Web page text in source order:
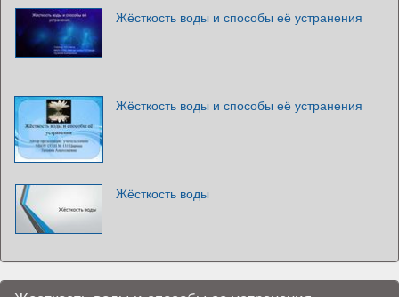
Жёсткость воды и способы её устранения
Жёсткость воды и способы её устранения
Жёсткость воды